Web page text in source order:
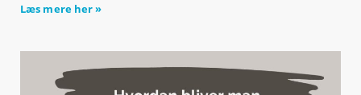
Læs mere her »